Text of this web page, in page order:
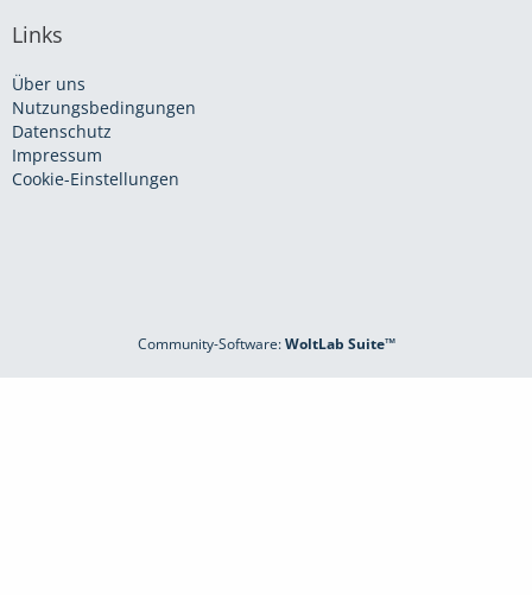
Links
Über uns
Nutzungsbedingungen
Datenschutz
Impressum
Cookie-Einstellungen
Community-Software:WoltLab Suite™